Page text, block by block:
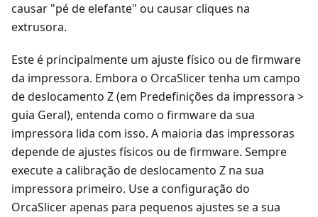
causar "pé de elefante" ou causar cliques na
extrusora.
Este é principalmente um ajuste físico ou de firmware
da impressora. Embora o OrcaSlicer tenha um campo
de deslocamento Z (em Predefinições da impressora >
guia Geral), entenda como o firmware da sua
impressora lida com isso. A maioria das impressoras
depende de ajustes físicos ou de firmware. Sempre
execute a calibração de deslocamento Z na sua
impressora primeiro. Use a configuração do
OrcaSlicer apenas para pequenos ajustes se a sua